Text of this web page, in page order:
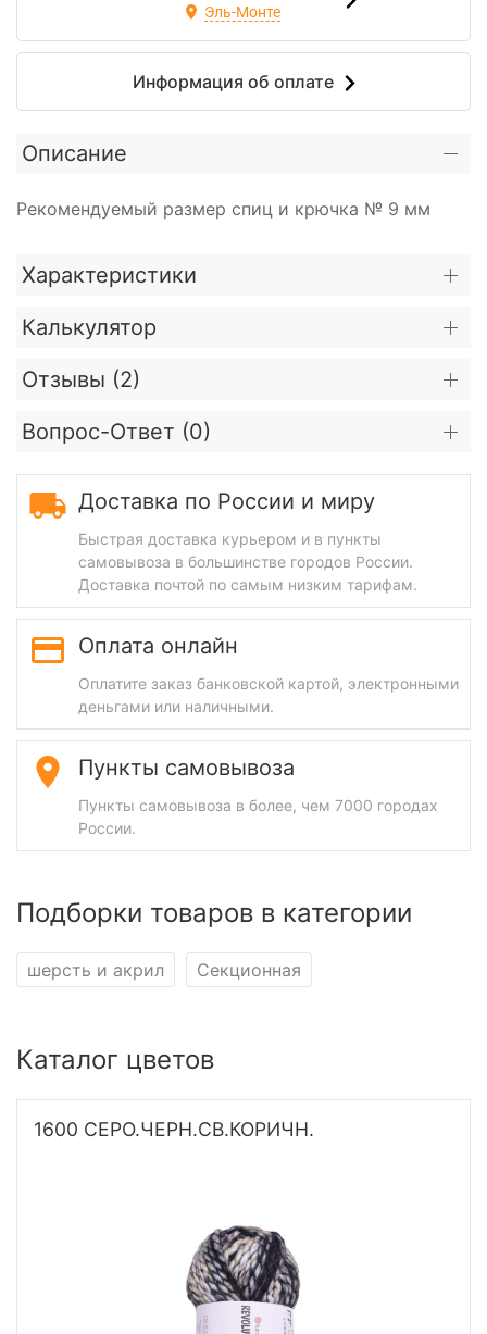
Эль-Монте
Информация об оплате
Описание
Рекомендуемый размер спиц и крючка № 9 мм
Характеристики
Калькулятор
Отзывы (2)
Вопрос-Ответ (0)
Доставка по России и миру
Быстрая доставка курьером и в пункты
самовывоза в большинстве городов России.
Доставка почтой по самым низким тарифам.
Оплата онлайн
Оплатите заказ банковской картой, электронными
деньгами или наличными.
Пункты самовывоза
Пункты самовывоза в более, чем 7000 городах
России.
Подборки товаров в категории
шерсть и акрил Секционная
Каталог цветов
1600 СЕРО.ЧЕРН.СВ.КОРИЧН.